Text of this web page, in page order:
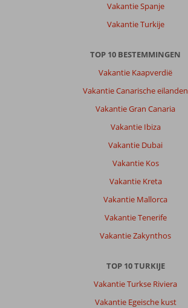
Vakantie Spanje
Vakantie Turkije
TOP 10 BESTEMMINGEN
Vakantie Kaapverdië
Vakantie Canarische eilanden
Vakantie Gran Canaria
Vakantie Ibiza
Vakantie Dubai
Vakantie Kos
Vakantie Kreta
Vakantie Mallorca
Vakantie Tenerife
Vakantie Zakynthos
TOP 10 TURKIJE
Vakantie Turkse Riviera
Vakantie Egeische kust